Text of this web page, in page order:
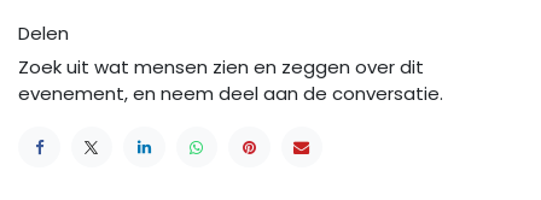
Delen
Zoek uit wat mensen zien en zeggen over dit
evenement, en neem deel aan de conversatie.